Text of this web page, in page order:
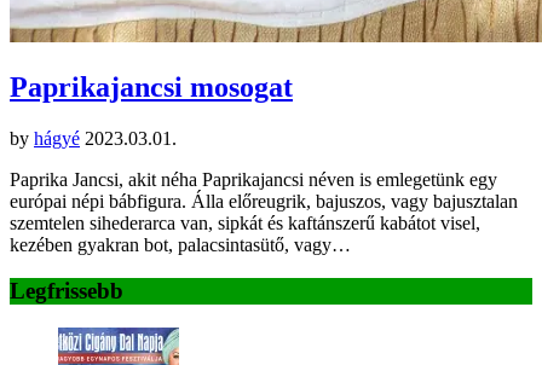
Paprikajancsi mosogat
by hágyé 2023.03.01.
Paprika Jancsi, akit néha Paprikajancsi néven is emlegetünk egy
európai népi bábfigura. Álla előreugrik, bajuszos, vagy bajusztalan
szemtelen sihederarca van, sipkát és kaftánszerű kabátot visel,
kezében gyakran bot, palacsintasütő, vagy…
Legfrissebb